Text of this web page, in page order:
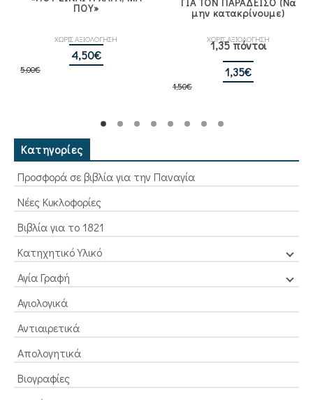
ΠΟΥ»
ΧΩΡΙΣ ΑΞΙΟΛΟΓΗΣΗ
5,00€
Original
4,50€
4,50€.
μην κατακρίνουμε)
ΧΩΡΙΣ ΑΞΙΟΛΟΓΗΣΗ
1,35 πόντοι
1,50€
Original
1,50€.
1,35€
Κατηγορίες
Προσφορά σε βιβλία για την Παναγία
Νέες Κυκλοφορίες
Βιβλία για το 1821
Κατηχητικό Υλικό
Αγία Γραφή
Αγιολογικά
Αντιαιρετικά
Απολογητικά
Βιογραφίες